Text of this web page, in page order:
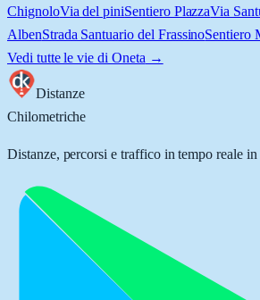
ChignoloVia del piniSentiero PlazzaVia
AlbenStrada Santuario del FrassinoSentiero
Vedi tutte le vie di Oneta →
Distanze
Chilometriche
Distanze, percorsi e traffico in tempo reale